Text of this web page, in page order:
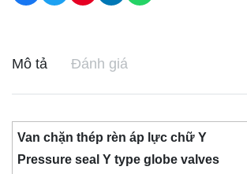
Mô tả Đánh giá
Van chặn thép rèn áp lực chữ Y
Pressure seal Y type globe valves